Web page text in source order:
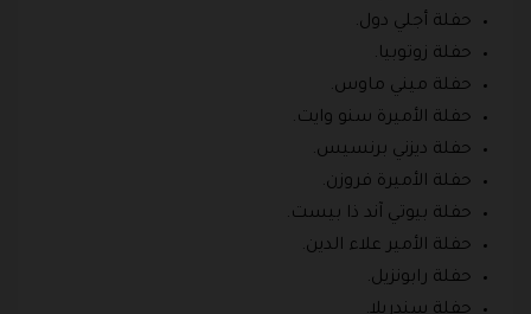
حفلة أجلي دول.
حفلة زوتوبيا.
حفلة ميني ماوس.
حفلة الأميرة سنو وايت.
حفلة ديزني برنسيس.
حفلة الأميرة فروزن.
حفلة بيوتي آند ذا بيست.
حفلة الأمير علاء الدين.
حفلة رابونزيل.